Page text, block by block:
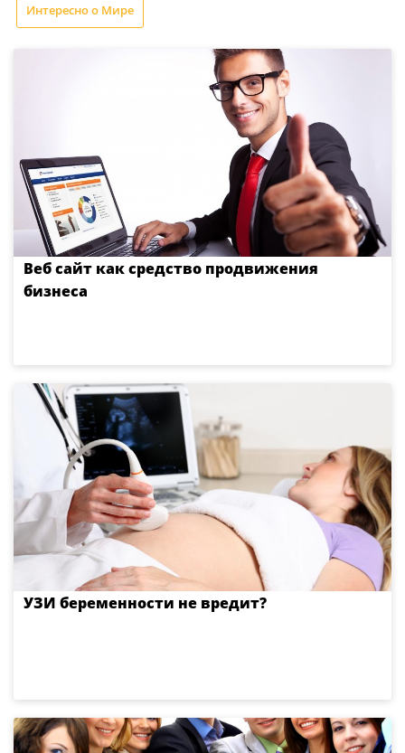
Интересно о Мире
Веб сайт как средство продвижения
бизнеса
УЗИ беременности не вредит?